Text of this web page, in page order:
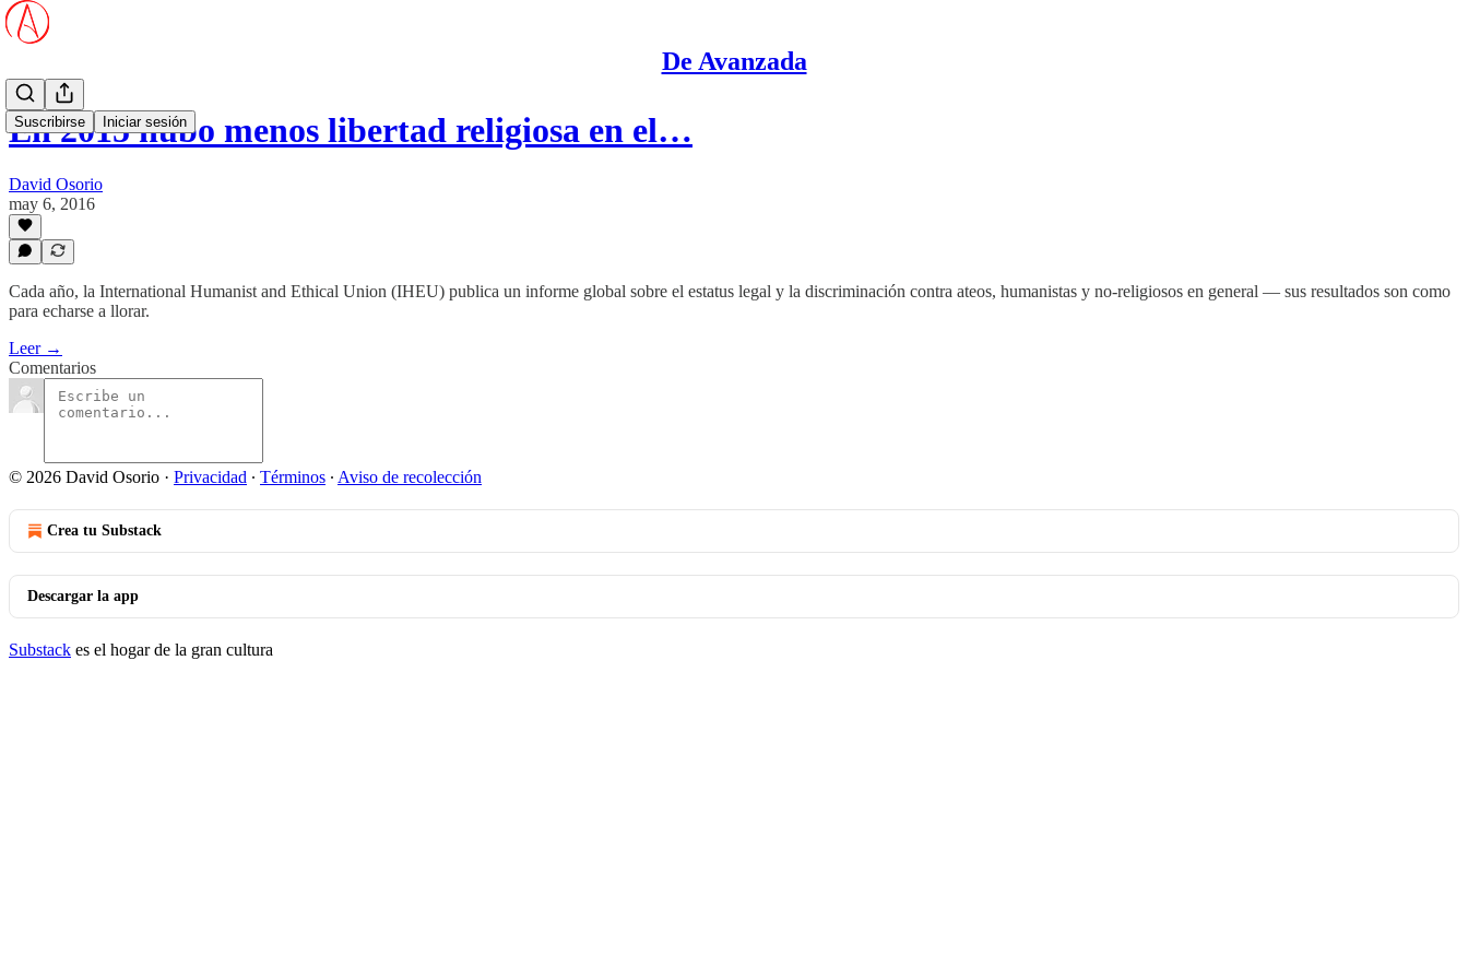
De Avanzada
Suscribirse Iniciar sesión
En 2015 hubo menos libertad religiosa en el…
David Osorio
may 6, 2016
Cada año, la International Humanist and Ethical Union (IHEU) publica un informe global sobre el estatus legal y la discriminación contra ateos, humanistas y no-religiosos en general — sus resultados son como
para echarse a llorar.
Leer →
Comentarios
© 2026 David Osorio · Privacidad ∙ Términos ∙ Aviso de recolección
Crea tu Substack
Descargar la app
Substack es el hogar de la gran cultura